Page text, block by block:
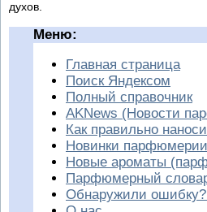
духов.
Меню:
Главная страница
Поиск Яндексом
Полный справочник
AKNews (Новости
Как правильно
Новинки
Новые ароматы
Парфюмерный
Обнаружили